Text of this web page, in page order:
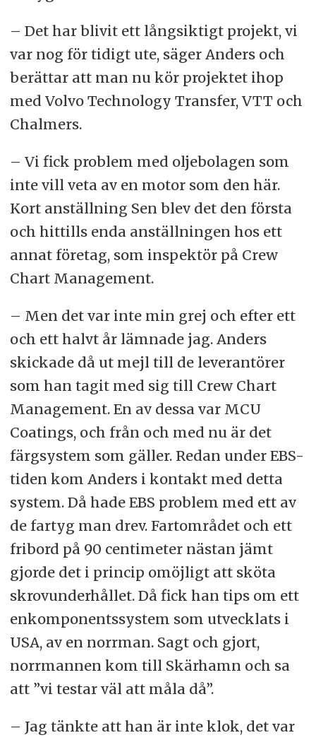
– Det har blivit ett långsiktigt projekt, vi
var nog för tidigt ute, säger Anders och
berättar att man nu kör projektet ihop
med Volvo Technology Transfer, VTT och
Chalmers.
– Vi fick problem med oljebolagen som
inte vill veta av en motor som den här.
Kort anställning Sen blev det den första
och hittills enda anställningen hos ett
annat företag, som inspektör på Crew
Chart Management.
– Men det var inte min grej och efter ett
och ett halvt år lämnade jag. Anders
skickade då ut mejl till de leverantörer
som han tagit med sig till Crew Chart
Management. En av dessa var MCU
Coatings, och från och med nu är det
färgsystem som gäller. Redan under EBS-
tiden kom Anders i kontakt med detta
system. Då hade EBS problem med ett av
de fartyg man drev. Fartområdet och ett
fribord på 90 centimeter nästan jämt
gjorde det i princip omöjligt att sköta
skrovunderhållet. Då fick han tips om ett
enkomponentssystem som utvecklats i
USA, av en norrman. Sagt och gjort,
norrmannen kom till Skärhamn och sa
att ”vi testar väl att måla då”.
– Jag tänkte att han är inte klok, det var